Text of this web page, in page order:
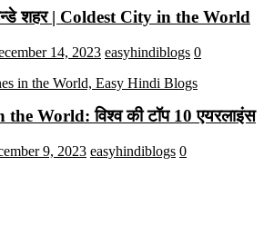
शहर | Coldest City in the World
14, 2023 easyhindiblogs 0
World: विश्व की टॉप 10 एयरलाइंस
9, 2023 easyhindiblogs 0